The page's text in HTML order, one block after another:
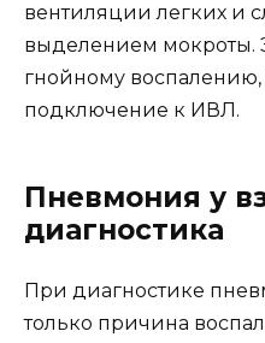
вентиляции легких и
выделением мокроты.
гнойному
подключение к ИВЛ.
Пневмония у
диагностика
При диагностике
только причина